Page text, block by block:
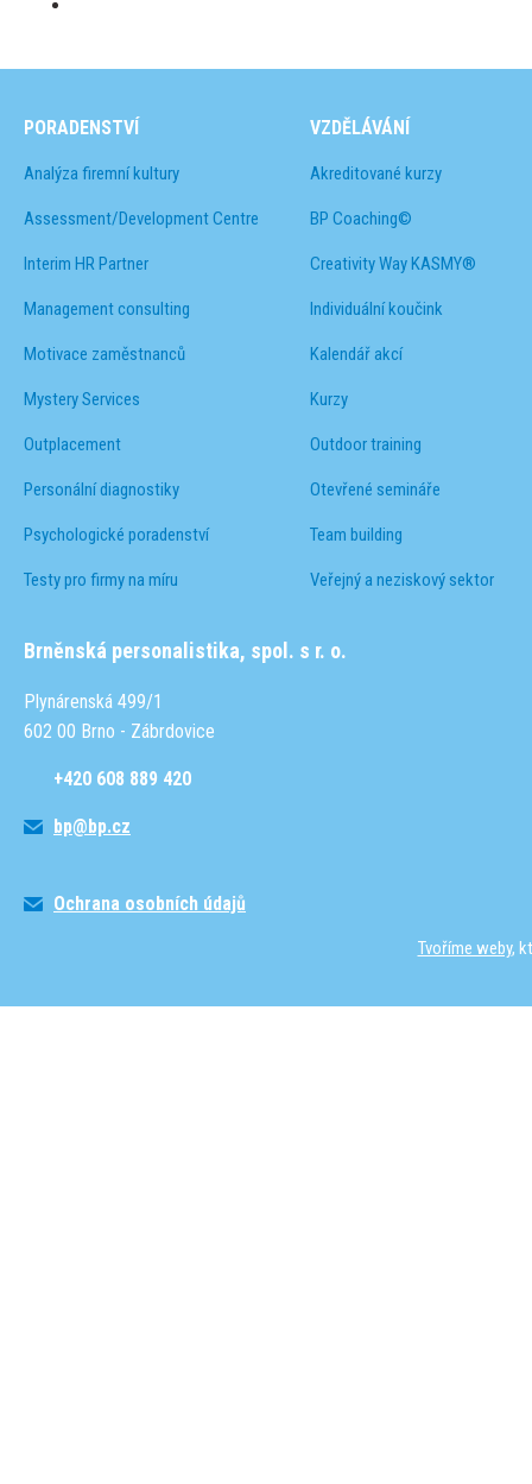
PORADENSTVÍ
Analýza firemní kultury
Assessment/Development Centre
Interim HR Partner
Management consulting
Motivace zaměstnanců
Mystery Services
Outplacement
Personální diagnostiky
Psychologické poradenství
Testy pro firmy na míru
VZDĚLÁVÁNÍ
Akreditované kurzy
BP Coaching©
Creativity Way KASMY®
Individuální koučink
Kalendář akcí
Kurzy
Outdoor training
Otevřené semináře
Team building
Veřejný a neziskový sektor
Brněnská personalistika, spol. s r. o.
Plynárenská 499/1
602 00 Brno - Zábrdovice
+420 608 889 420
bp@bp.cz
Ochrana osobních údajů
Tvoříme weby,